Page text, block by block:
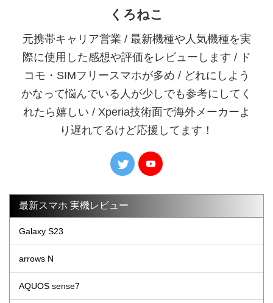
くろねこ
元携帯キャリア営業 / 最新機種や人気機種を実
際に使用した感想や評価をレビューします / ド
コモ・SIMフリースマホが多め / どれにしよう
かなって悩んでいる人が少しでも参考にしてく
れたら嬉しい / Xperia技術面で海外メーカーよ
り遅れてるけど応援してます！
最新スマホ 実機レビュー
Galaxy S23
arrows N
AQUOS sense7